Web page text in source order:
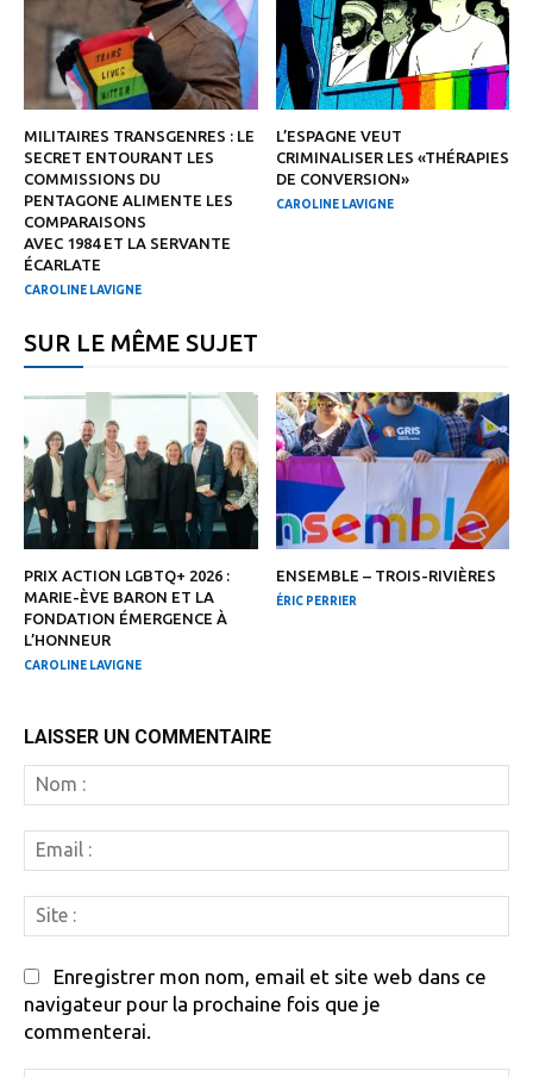
MILITAIRES TRANSGENRES : LE
SECRET ENTOURANT LES
COMMISSIONS DU
PENTAGONE ALIMENTE LES
COMPARAISONS
AVEC 1984 ET LA SERVANTE
ÉCARLATE
CAROLINE LAVIGNE
L’ESPAGNE VEUT
CRIMINALISER LES «THÉRAPIES
DE CONVERSION»
CAROLINE LAVIGNE
SUR LE MÊME SUJET
PRIX ACTION LGBTQ+ 2026 :
MARIE-ÈVE BARON ET LA
FONDATION ÉMERGENCE À
L’HONNEUR
CAROLINE LAVIGNE
ENSEMBLE – TROIS-RIVIÈRES
ÉRIC PERRIER
LAISSER UN COMMENTAIRE
:
:
:
Enregistrer mon nom, email et site web dans ce
navigateur pour la prochaine fois que je
commenterai.